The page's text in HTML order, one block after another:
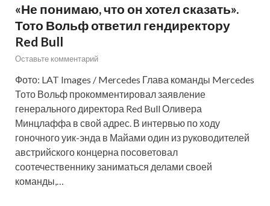
«Не понимаю, что он хотел сказать».
Тото Вольф ответил гендиректору
Red Bull
Оставьте комментарий
Фото: LAT Images / Mercedes Глава команды Mercedes
Тото Вольф прокомментировал заявление
генерального директора Red Bull Оливера
Минцлаффа в свой адрес. В интервью по ходу
гоночного уик-энда в Майами один из руководителей
австрийского концерна посоветовал
соотечественнику заниматься делами своей
команды,…